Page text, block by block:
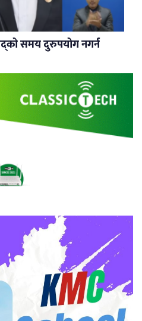
समय दुरुपयोग नगर्न